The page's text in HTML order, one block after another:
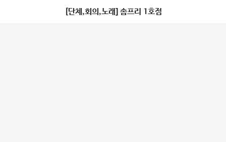
[단체,회의,노래] 솜프리 1호점